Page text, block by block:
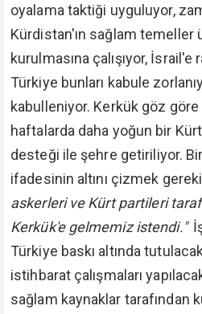
oyalama taktiği uyguluyor,
Kürdistan'ın sağlam temeller
kurulmasına çalışıyor, İsrail'e
Türkiye bunları kabule
kabulleniyor. Kerkük göz göre
haftalarda daha yoğun bir
desteği ile şehre getiriliyor.
ifadesinin altını çizmek
askerleri ve Kürt partileri
Kerkük'e gelmemiz istendi."
Türkiye baskı altında
istihbarat çalışmaları
sağlam kaynaklar tarafından